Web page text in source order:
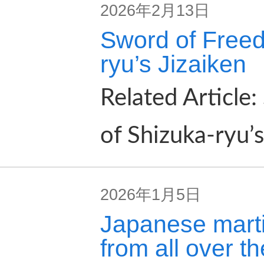
2026年2月13日
Sword of
ryu’s Jizaiken
Related
of Shizuka-
2026年1月5日
Japanese
from all over